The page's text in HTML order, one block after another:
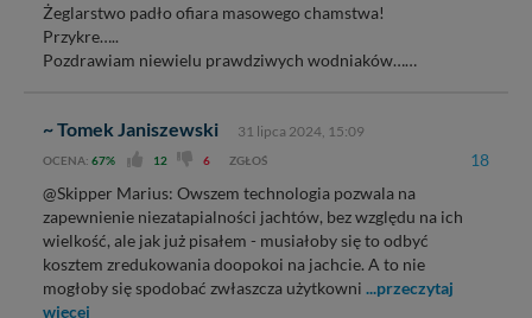
Żeglarstwo padło ofiara masowego chamstwa!
Przykre…..
Pozdrawiam niewielu prawdziwych wodniaków……
~ Tomek Janiszewski 31 lipca 2024, 15:09
OCENA: 67% 12 6 ZGŁOŚ 18
@Skipper Marius: Owszem technologia pozwala na
zapewnienie niezatapialności jachtów, bez względu na ich
wielkość, ale jak już pisałem - musiałoby się to odbyć
kosztem zredukowania doopokoi na jachcie. A to nie
mogłoby się spodobać zwłaszcza użytkowni ...przeczytaj
więcej